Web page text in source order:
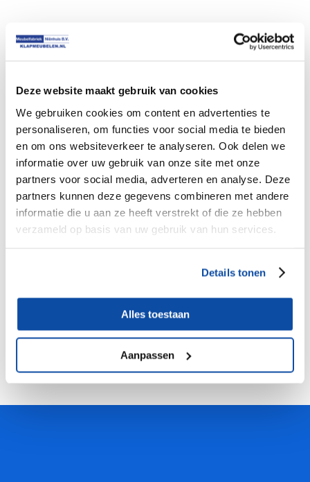
Deze website maakt gebruik van cookies
We gebruiken cookies om content en advertenties te
personaliseren, om functies voor social media te bieden
en om ons websiteverkeer te analyseren. Ook delen we
informatie over uw gebruik van onze site met onze
partners voor social media, adverteren en analyse. Deze
partners kunnen deze gegevens combineren met andere
informatie die u aan ze heeft verstrekt of die ze hebben
verzameld op basis van uw gebruik van hun services.
Details tonen
Alles toestaan
Aanpassen
Sale !
AANBIEDING Transportkar met 25 Houten
1,148.75
was:
1,137.50
is: